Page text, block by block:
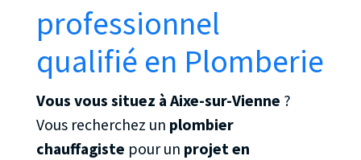
professionnel
qualifié en Plomberie
Vous vous situez à Aixe-sur-Vienne ?
Vous recherchez un plombier
chauffagiste pour un projet en